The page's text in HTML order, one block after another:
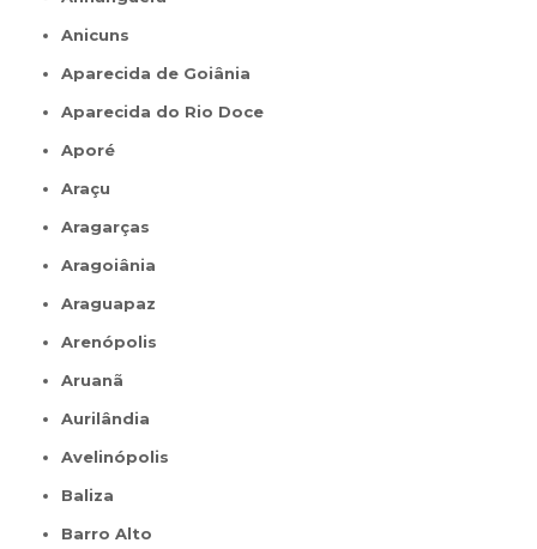
Anicuns
Aparecida de Goiânia
Aparecida do Rio Doce
Aporé
Araçu
Aragarças
Aragoiânia
Araguapaz
Arenópolis
Aruanã
Aurilândia
Avelinópolis
Baliza
Barro Alto